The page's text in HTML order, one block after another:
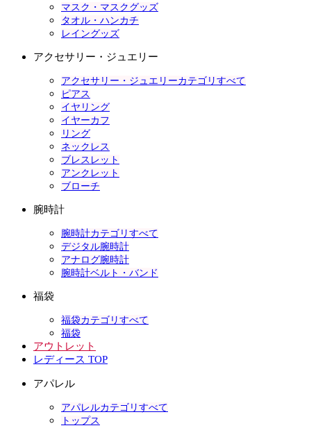
マスク・マスクグッズ
タオル・ハンカチ
レイングッズ
アクセサリー・ジュエリー
アクセサリー・ジュエリーカテゴリすべて
ピアス
イヤリング
イヤーカフ
リング
ネックレス
ブレスレット
アンクレット
ブローチ
腕時計
腕時計カテゴリすべて
デジタル腕時計
アナログ腕時計
腕時計ベルト・バンド
福袋
福袋カテゴリすべて
福袋
アウトレット
レディース TOP
アパレル
アパレルカテゴリすべて
トップス